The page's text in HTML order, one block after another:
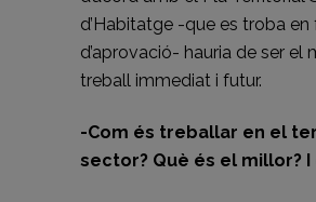
d’Habitatge -que es troba en
d’aprovació- hauria de ser el
treball immediat i futur.
-Com és treballar en el
sector? Què és el millor?